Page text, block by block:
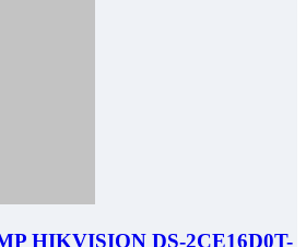
HIKVISION DS-2CE16D0T-